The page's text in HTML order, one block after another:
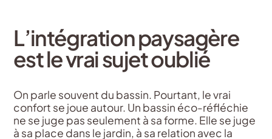
L’intégration paysagère
est le vrai sujet oublié
On parle souvent du bassin. Pourtant, le vrai
confort se joue autour. Un bassin éco-réfléchie
ne se juge pas seulement à sa forme. Elle se juge
à sa place dans le jardin, à sa relation avec la